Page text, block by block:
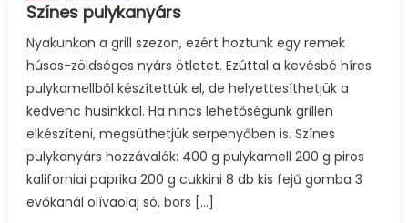
Színes pulykanyárs
Nyakunkon a grill szezon, ezért hoztunk egy remek
húsos-zöldséges nyárs ötletet. Ezúttal a kevésbé híres
pulykamellből készítettük el, de helyettesíthetjük a
kedvenc husinkkal. Ha nincs lehetőségünk grillen
elkészíteni, megsüthetjük serpenyőben is. Színes
pulykanyárs hozzávalók: 400 g pulykamell 200 g piros
kaliforniai paprika 200 g cukkini 8 db kis fejű gomba 3
evőkanál olívaolaj só, bors […]